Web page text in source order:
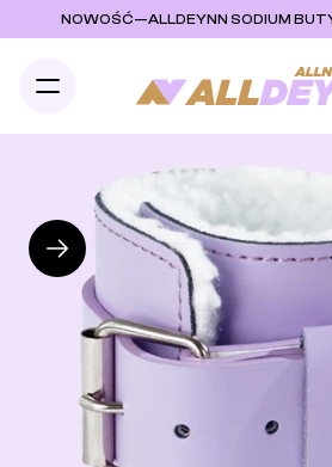
NOWOŚĆ—ALLDEYNN SODIUM